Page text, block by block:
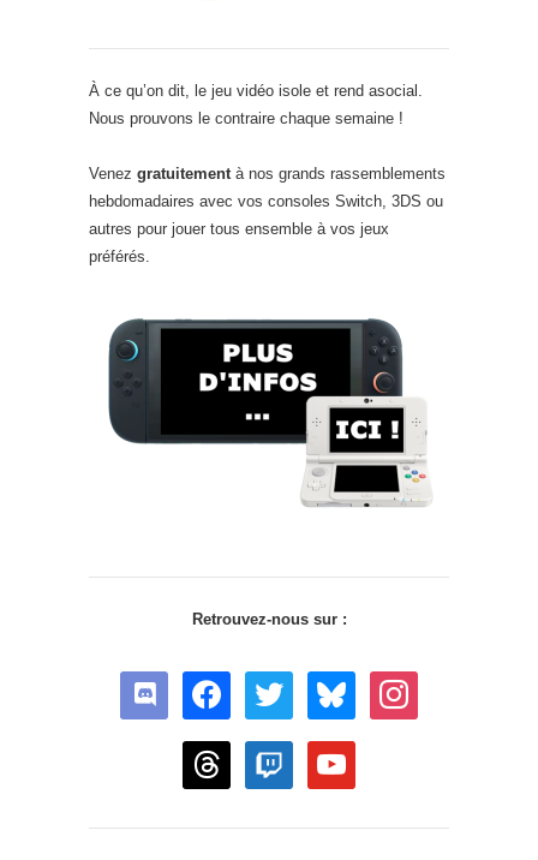
À ce qu’on dit, le jeu vidéo isole et rend asocial.
Nous prouvons le contraire chaque semaine !
Venez gratuitementà nos grands rassemblements
hebdomadaires avec vos consoles Switch, 3DS ou
autres pour jouer tous ensemble à vos jeux
préférés.
Retrouvez-nous sur :
discord facebook twitter bluesky instagram
threads twitch youtube